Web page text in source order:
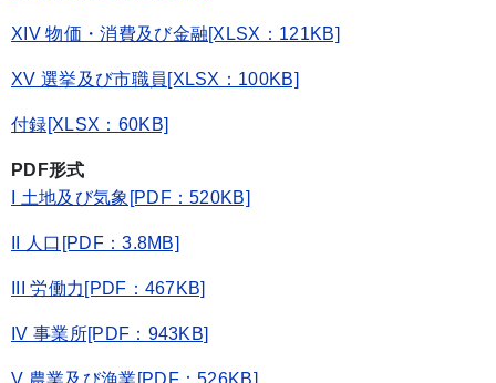
XIV 物価・消費及び金融[XLSX：121KB]
XV 選挙及び市職員[XLSX：100KB]
付録[XLSX：60KB]
PDF形式
I 土地及び気象[PDF：520KB]
II 人口[PDF：3.8MB]
III 労働力[PDF：467KB]
IV 事業所[PDF：943KB]